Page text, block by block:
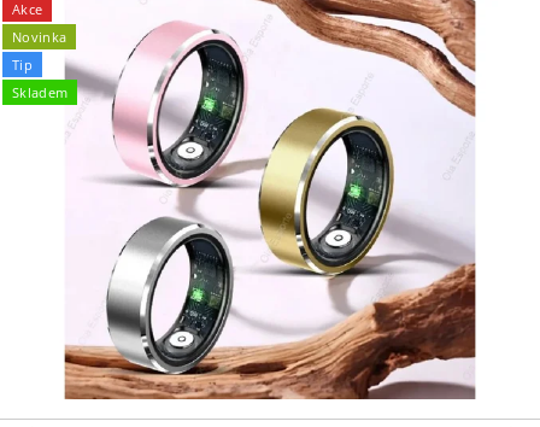
Akce
Novinka
Tip
Skladem